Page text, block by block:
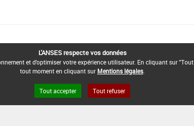
L'ANSES respecte vos données
et d'optimiser votre expérience utilisateur. En cliquant sur
tout moment en cliquant sur Mentions légales
Tout accepter Tout refuser